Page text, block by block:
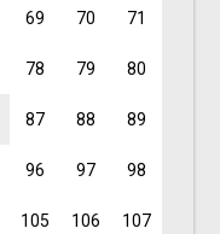
69 70 71
78 79 80
87 88 89
96 97 98
105 106 107